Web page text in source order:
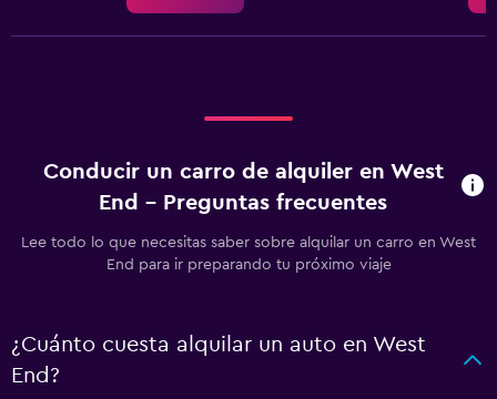
Conducir un carro de alquiler en West
End - Preguntas frecuentes
Lee todo lo que necesitas saber sobre alquilar un carro en West
End para ir preparando tu próximo viaje
¿Cuánto cuesta alquilar un auto en West
End?